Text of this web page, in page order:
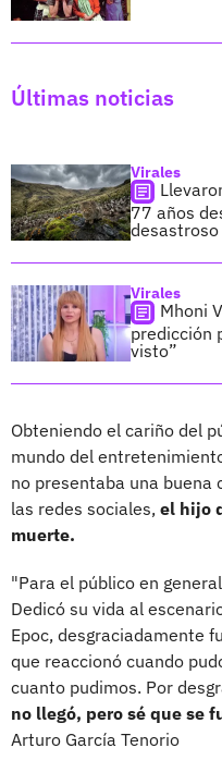
Últimas noticias
Virales
77 años
desastroso
Virales
Mhoni
predicción
visto”
Obteniendo el cariño del
mundo del
no presentaba una buena
las redes sociales, el hijo
muerte.
"Para el público en
Dedicó su vida al
Epoc, desgraciadamente
que reaccionó cuando
cuanto pudimos. Por
no llegó, pero sé que se
Arturo García Tenorio